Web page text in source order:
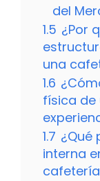
del
1.5 ¿Por
una
1.6
física de
1.7 ¿Qué
interna